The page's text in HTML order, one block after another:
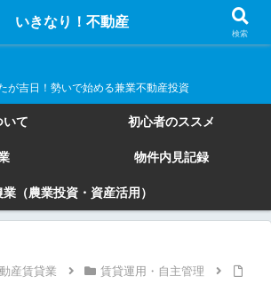
いきなり！不動産
が吉日！勢いで始める兼業不動産投資
いて 初心者のススメ
物件内見記録
業（農業投資・資産活用）
産賃貸業
賃貸運用・自主管理
いきなり！不動産
検索